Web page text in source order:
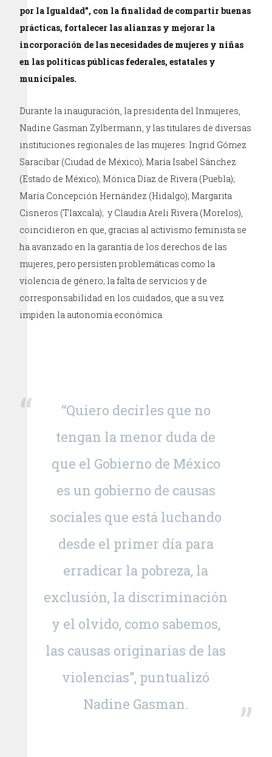
por la Igualdad”, con la finalidad de compartir buenas
prácticas, fortalecer las alianzas y mejorar la
incorporación de las necesidades de mujeres y niñas
en las políticas públicas federales, estatales y
municipales.
Durante la inauguración, la presidenta del Inmujeres,
Nadine Gasman Zylbermann, y las titulares de diversas
instituciones regionales de las mujeres: Ingrid Gómez
Saracíbar (Ciudad de México); María Isabel Sánchez
(Estado de México); Mónica Díaz de Rivera (Puebla);
María Concepción Hernández (Hidalgo); Margarita
Cisneros (Tlaxcala); y Claudia Areli Rivera (Morelos),
coincidieron en que, gracias al activismo feminista se
ha avanzado en la garantía de los derechos de las
mujeres, pero persisten problemáticas como la
violencia de género; la falta de servicios y de
corresponsabilidad en los cuidados, que a su vez
impiden la autonomía económica.
“Quiero decirles que no
tengan la menor duda de
que el Gobierno de México
es un gobierno de causas
sociales que está luchando
desde el primer día para
erradicar la pobreza, la
exclusión, la discriminación
y el olvido, como sabemos,
las causas originarias de las
violencias”, puntualizó
Nadine Gasman.